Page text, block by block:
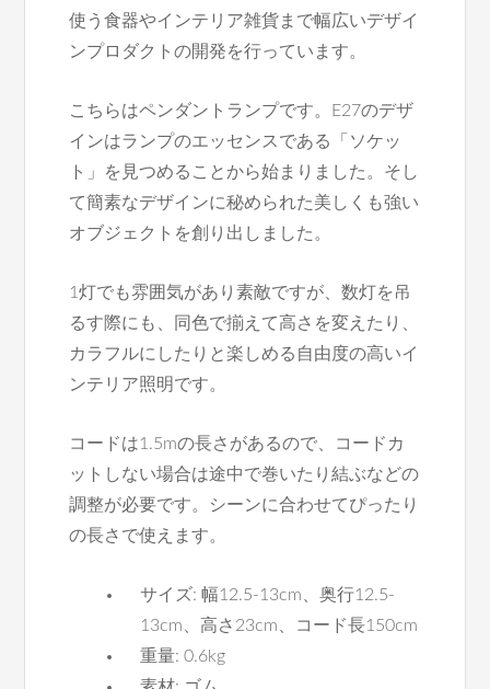
使う食器やインテリア雑貨まで幅広いデザイ
ンプロダクトの開発を行っています。
こちらはペンダントランプです。E27のデザ
インはランプのエッセンスである「ソケッ
ト」を見つめることから始まりました。そし
て簡素なデザインに秘められた美しくも強い
オブジェクトを創り出しました。
1灯でも雰囲気があり素敵ですが、数灯を吊
るす際にも、同色で揃えて高さを変えたり、
カラフルにしたりと楽しめる自由度の高いイ
ンテリア照明です。
コードは1.5mの長さがあるので、コードカ
ットしない場合は途中で巻いたり結ぶなどの
調整が必要です。シーンに合わせてぴったり
の長さで使えます。
サイズ: 幅12.5-13cm、奥行12.5-
13cm、高さ23cm、コード長150cm
重量: 0.6kg